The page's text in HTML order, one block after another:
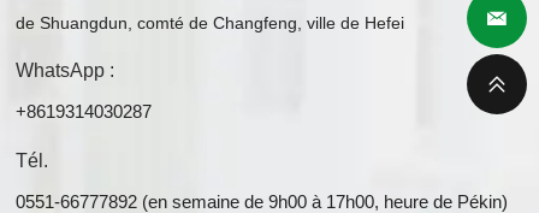
de Shuangdun, comté de Changfeng, ville de Hefei
WhatsApp :
+8619314030287
Tél.
0551-66777892 (en semaine de 9h00 à 17h00, heure de Pékin)